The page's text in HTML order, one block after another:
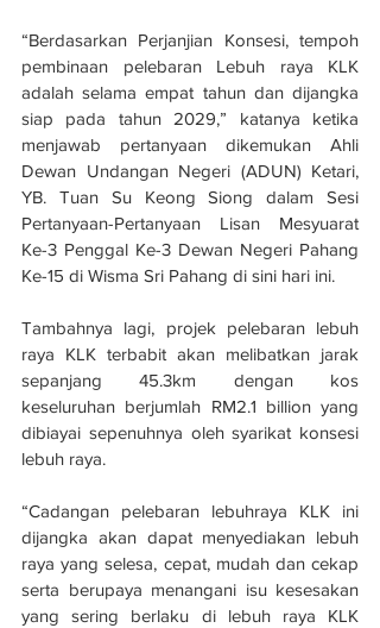
“Berdasarkan Perjanjian Konsesi, tempoh
pembinaan pelebaran Lebuh raya KLK
adalah selama empat tahun dan dijangka
siap pada tahun 2029,” katanya ketika
menjawab pertanyaan dikemukan Ahli
Dewan Undangan Negeri (ADUN) Ketari,
YB. Tuan Su Keong Siong dalam Sesi
Pertanyaan-Pertanyaan Lisan Mesyuarat
Ke-3 Penggal Ke-3 Dewan Negeri Pahang
Ke-15 di Wisma Sri Pahang di sini hari ini.
Tambahnya lagi, projek pelebaran lebuh
raya KLK terbabit akan melibatkan jarak
sepanjang 45.3km dengan kos
keseluruhan berjumlah RM2.1 billion yang
dibiayai sepenuhnya oleh syarikat konsesi
lebuh raya.
“Cadangan pelebaran lebuhraya KLK ini
dijangka akan dapat menyediakan lebuh
raya yang selesa, cepat, mudah dan cekap
serta berupaya menangani isu kesesakan
yang sering berlaku di lebuh raya KLK